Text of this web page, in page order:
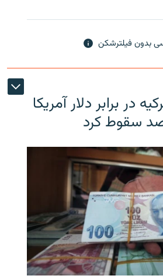
بدون فیلترشکن
در برابر دلار آمریکا